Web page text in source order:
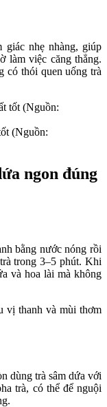
giác nhẹ nhàng, giúp
làm việc căng thẳng.
có thói quen uống trà
(Nguồn:
ngon đúng
bằng nước nóng rồi
trong 3–5 phút. Khi
và hoa lài mà không
vị thanh và mùi thơm
dùng trà sâm dứa với
trà, có thể để nguội